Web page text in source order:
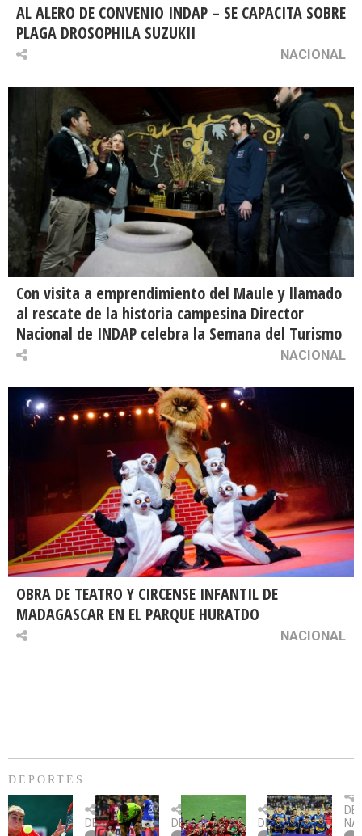
AL ALERO DE CONVENIO INDAP – SE CAPACITA SOBRE
PLAGA DROSOPHILA SUZUKII
NACIONAL
Con visita a emprendimiento del Maule y llamado
al rescate de la historia campesina Director
Nacional de INDAP celebra la Semana del Turismo
NACIONAL
OBRA DE TEATRO Y CIRCENSE INFANTIL DE
MADAGASCAR EN EL PARQUE HURATDO
NACIONAL
DEPORTES
Billie
Jean
DEPORTES
U.
Católica
DEPORTES
Copa
Sudamericana:
DEPORTES